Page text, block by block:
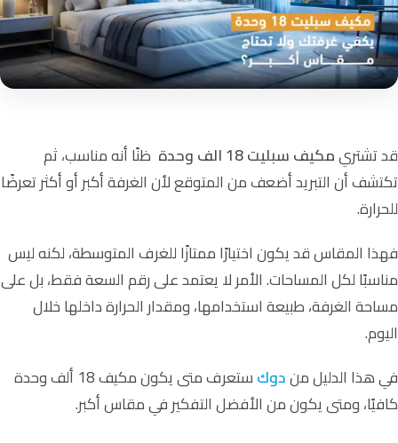
قد تشتريمكيف سبليت 18 الف وحدة
ظنًا أنه مناسب، ثم
تكتشف أن التبريد أضعف من المتوقع لأن الغرفة أكبر أو أكثر تعرضًا
للحرارة.
فهذا المقاس قد يكون اختيارًا ممتازًا للغرف المتوسطة، لكنه ليس
مناسبًا لكل المساحات. الأمر لا يعتمد على رقم السعة فقط، بل على
مساحة الغرفة، طبيعة استخدامها، ومقدار الحرارة داخلها خلال
اليوم.
في هذا الدليل مندوك
ستعرف متى يكون مكيف 18 ألف وحدة
كافيًا، ومتى يكون من الأفضل التفكير في مقاس أكبر.